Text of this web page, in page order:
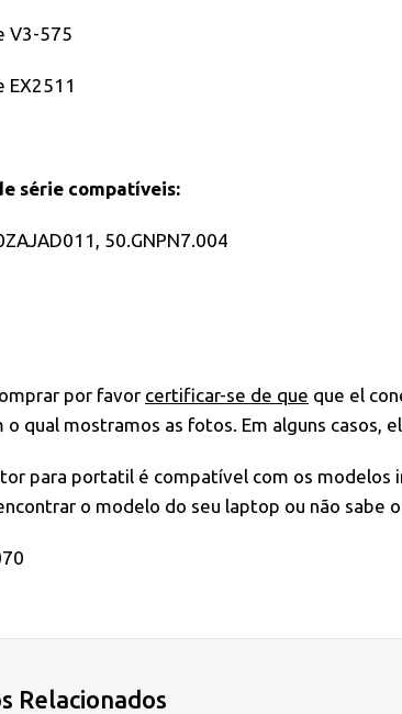
V3-575
EX2511
série compatíveis:
50.GNPN7.004
por favor certificar-se de que que el
o qual mostramos as fotos. Em alguns casos,
para portatil é compatível com os modelos
o modelo do seu laptop ou não
Relacionados